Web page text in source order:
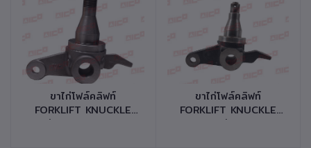
หยิบใส่ตะกร้า
ขาไก่โฟล์คลิฟท์
FORKLIFT KNUCKLE
รุ่น FD/FG20,25
หยิบใส่ตะกร้า
ขาไก่โฟล์คลิฟท์
FORKLIFT KNUCKLE
รุ่น